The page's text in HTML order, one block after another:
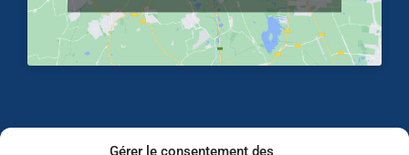
Gérer le consentement des